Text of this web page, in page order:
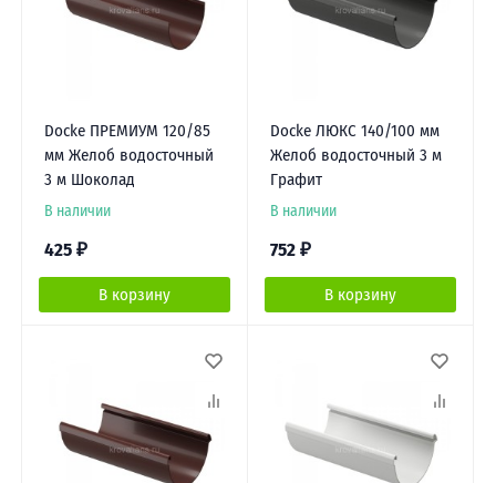
Docke ПРЕМИУМ 120/85
мм Желоб водосточный
3 м Шоколад
В наличии
425 ₽
В корзину
Docke ЛЮКС 140/100 мм
Желоб водосточный 3 м
Графит
В наличии
752 ₽
В корзину